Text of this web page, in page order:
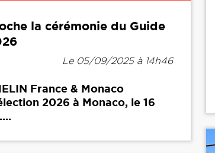
la cérémonie du Guide
Le 05/09/2025 à 14h46
France & Monaco
2026 à Monaco, le 16